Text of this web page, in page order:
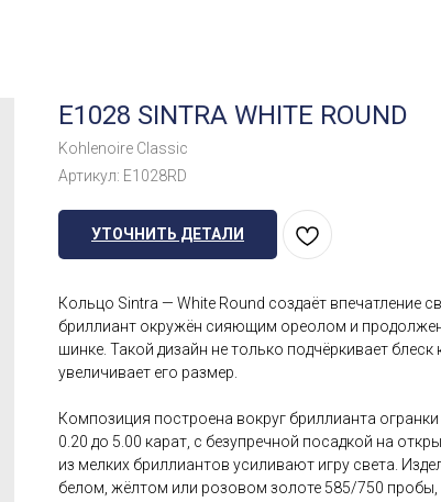
E1028 SINTRA WHITE ROUND
Kohlenoire Classic
Артикул: E1028RD
УТОЧНИТЬ ДЕТАЛИ
Кольцо Sintra — White Round создаёт впечатление
бриллиант окружён сияющим ореолом и
шинке. Такой дизайн не только подчёркивает
увеличивает его размер.
Композиция построена вокруг бриллианта
0.20 до 5.00 карат, с безупречной посадкой на
из мелких бриллиантов усиливают игру света.
белом, жёлтом или розовом золоте 585/750 пробы,